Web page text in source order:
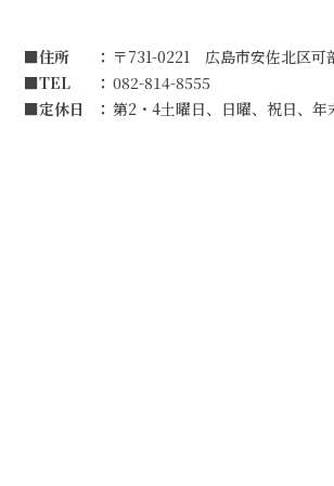
■住所
〒731-0221 広島市安佐北区可
■TEL
082-814-8555
■定休日
第2・4土曜日、日曜、祝日、年